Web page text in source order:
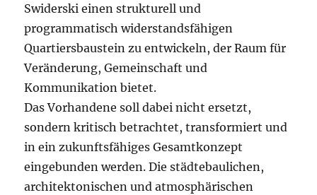
Swiderski einen strukturell und
programmatisch widerstandsfähigen
Quartiersbaustein zu entwickeln, der Raum für
Veränderung, Gemeinschaft und
Kommunikation bietet.
Das Vorhandene soll dabei nicht ersetzt,
sondern kritisch betrachtet, transformiert und
in ein zukunftsfähiges Gesamtkonzept
eingebunden werden. Die städtebaulichen,
architektonischen und atmosphärischen